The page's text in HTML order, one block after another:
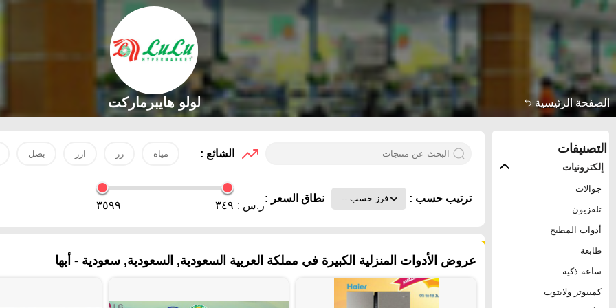
الصفحة الرئيسية لولو هايبرماركت
التصنيفات
إلكترونيات
جوالات
تلفزيون
أدوات المطبخ
طابعة
ساعة ذكية
كمبيوتر ولابتوب
الشائع : مياه رز ارز بصل
ترتيب حسب : نطاق السعر :
ر.س : ٣٤٩ ٣٥٩٩
عروض الأدوات المنزلية الكبيرة في مملكة العربية السعودية, السعودية, سعودية - أبها